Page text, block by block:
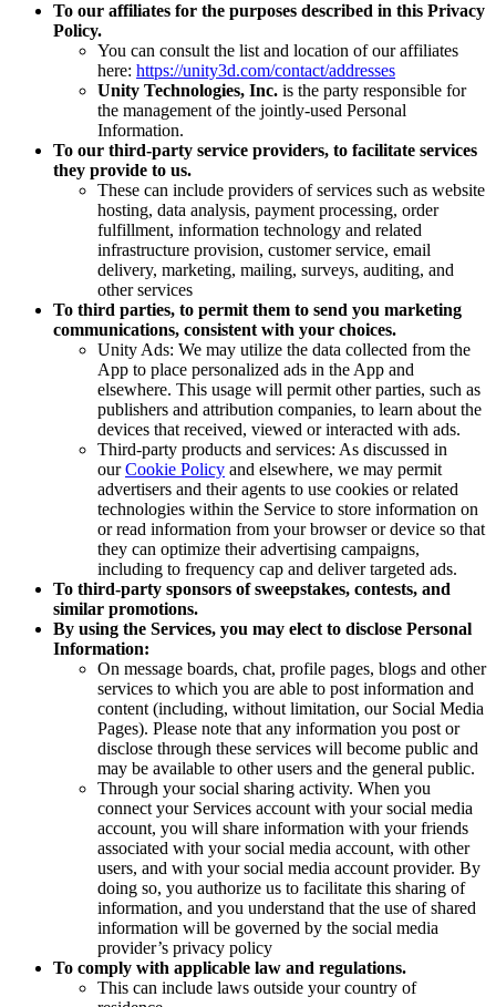
To our affiliates for the purposes described in this Privacy
Policy.
You can consult the list and location of our affiliates
here: https://unity3d.com/contact/addresses
Unity Technologies, Inc. is the party responsible for
the management of the jointly-used Personal
Information.
To our third-party service providers, to facilitate services
they provide to us.
These can include providers of services such as website
hosting, data analysis, payment processing, order
fulfillment, information technology and related
infrastructure provision, customer service, email
delivery, marketing, mailing, surveys, auditing, and
other services
To third parties, to permit them to send you marketing
communications, consistent with your choices.
Unity Ads: We may utilize the data collected from the
App to place personalized ads in the App and
elsewhere. This usage will permit other parties, such as
publishers and attribution companies, to learn about the
devices that received, viewed or interacted with ads.
Third-party products and services: As discussed in
ourCookie Policy and elsewhere, we may permit
advertisers and their agents to use cookies or related
technologies within the Service to store information on
or read information from your browser or device so that
they can optimize their advertising campaigns,
including to frequency cap and deliver targeted ads.
To third-party sponsors of sweepstakes, contests, and
similar promotions.
By using the Services, you may elect to disclose Personal
Information:
On message boards, chat, profile pages, blogs and other
services to which you are able to post information and
content (including, without limitation, our Social Media
Pages). Please note that any information you post or
disclose through these services will become public and
may be available to other users and the general public.
Through your social sharing activity. When you
connect your Services account with your social media
account, you will share information with your friends
associated with your social media account, with other
users, and with your social media account provider. By
doing so, you authorize us to facilitate this sharing of
information, and you understand that the use of shared
information will be governed by the social media
provider’s privacy policy
To comply with applicable law and regulations.
This can include laws outside your country of